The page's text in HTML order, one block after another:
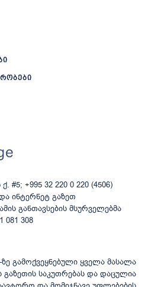
+995 32 220 0 220 (4506)
ინტერნეტ გაზეთ
განთავსების მსურველებმა
081 308
ზე გამოქვეყნებული ყველა მასალა
გაზეთის საკუთრებას და დაცულია